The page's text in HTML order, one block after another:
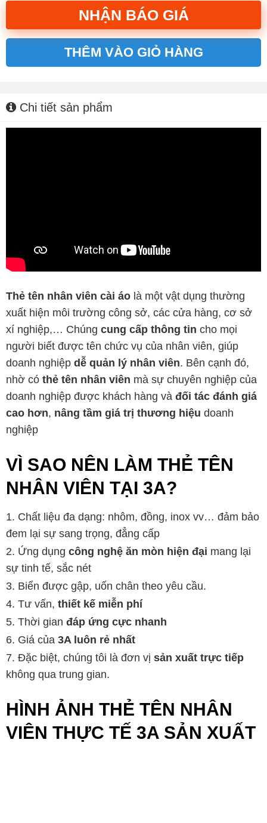
NHẬN BÁO GIÁ
THÊM VÀO GIỎ HÀNG
Chi tiết sản phẩm
Thẻ tên nhân viên cài áo là một vật dụng thường
xuất hiện môi trường công sở, các cửa hàng, cơ sở
xí nghiệp,… Chúng cung cấp thông tin cho mọi
người biết được tên chức vụ của nhân viên, giúp
doanh nghiệp dễ quản lý nhân viên. Bên cạnh đó,
nhờ có thẻ tên nhân viên mà sự chuyên nghiệp của
doanh nghiệp được khách hàng và đối tác đánh giá
cao hơn, nâng tầm giá trị thương hiệu doanh
nghiệp
VÌ SAO NÊN LÀM THẺ TÊN
NHÂN VIÊN TẠI 3A?
Chất liệu đa dạng: nhôm, đồng, inox vv… đảm bảo
đem lại sự sang trọng, đẳng cấp
Ứng dụng công nghệ ăn mòn hiện đại mang lại
sự tinh tế, sắc nét
Biển được gập, uốn chân theo yêu cầu.
Tư vấn, thiết kế miễn phí
Thời gian đáp ứng cực nhanh
Giá của 3A luôn rẻ nhất
Đặc biệt, chúng tôi là đơn vị sản xuất trực tiếp
không qua trung gian.
HÌNH ẢNH THẺ TÊN NHÂN
VIÊN THỰC TẾ 3A SẢN XUẤT